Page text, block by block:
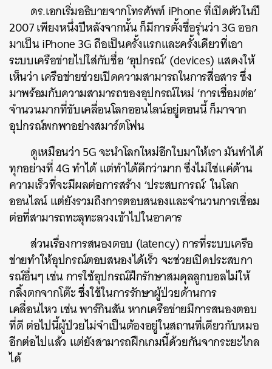
ดร.เอกเริ่มอธิบายจากโทรศัพท์ iPhone ที่เปิดตัวในปี
2007 เพียงหนึ่งปีหลังจากนั้น ก็มีการตั้งชื่อรุ่นว่า 3G ออก
มาเป็น iPhone 3G ถือเป็นครั้งแรกและครั้งเดียวที่เอา
ระบบเครือข่ายไปใส่กับชื่อ ‘อุปกรณ์’ (devices) แสดงให้
เห็นว่า เครือข่ายช่วยเปิดความสามารถในการสื่อสาร ซึ่ง
มาพร้อมกับความสามารถของอุปกรณ์ใหม่ ‘การเชื่อมต่อ’
จำนวนมากที่ขับเคลื่อนโลกออนไลน์อยู่ตอนนี้ ก็มาจาก
อุปกรณ์พกพาอย่างสมาร์ตโฟน
ดูเหมือนว่า 5G จะนำโลกใหม่อีกใบมาให้เรา มันทำได้
ทุกอย่างที่ 4G ทำได้ แต่ทำได้ดีกว่ามาก ซึ่งไม่ใช่แค่ด้าน
ความเร็วที่จะมีผลต่อการสร้าง ‘ประสบการณ์’ ในโลก
ออนไลน์ แต่ยังรวมถึงการตอบสนองและจำนวนการเชื่อม
ต่อที่สามารถทะลุทะลวงเข้าไปในอาคาร
ส่วนเรื่องการสนองตอบ (latency) การที่ระบบเครือ
ข่ายทำให้อุปกรณ์ตอบสนองได้เร็ว จะช่วยเปิดประสบกา
รณ์อื่นๆ เช่น การใช้อุปกรณ์ฝึกรักษาสมดุลลูกบอลไม่ให้
กลิ้งตกจากโต๊ะ ซึ่งใช้ในการรักษาผู้ป่วยด้านการ
เคลื่อนไหว เช่น พาร์กินสัน หากเครือข่ายมีการสนองตอบ
ที่ดี ต่อไปนี้ผู้ป่วยไม่จำเป็นต้องอยู่ในสถานที่เดียวกับหมอ
อีกต่อไปแล้ว แต่ยังสามารถฝึกเกมนี้ด้วยกันจากระยะไกล
ได้